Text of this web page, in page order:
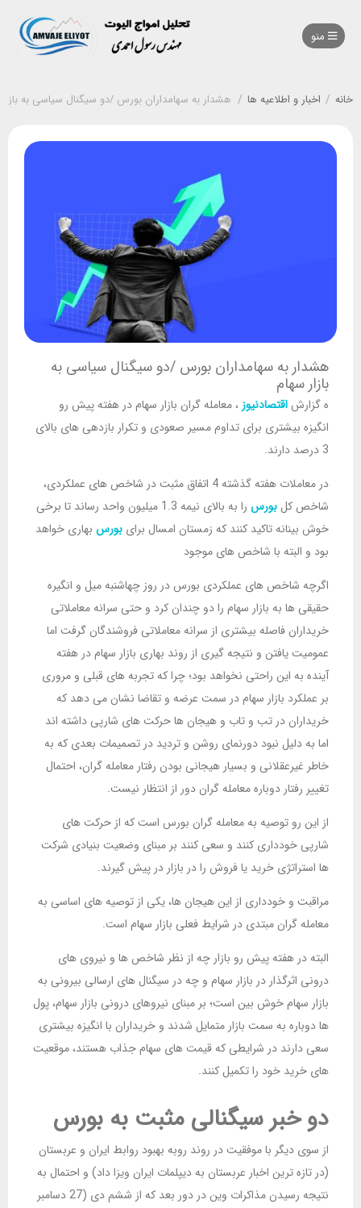
خانه / اخبار و اطلاعیه ها / هشدار به سهامداران بورس /دو سیگنال سیاسی به
هشدار به سهامداران بورس /دو سیگنال سیاسی به
بازار سهام
ه گزارش اقتصادنیوز ، معامله گران بازار سهام در هفته پیش رو
انگیزه بیشتری برای تداوم مسیر صعودی و تکرار بازدهی های بالای
3 درصد دارند.
در معاملات هفته گذشته 4 اتفاق مثبت در شاخص های عملکردی،
شاخص کل بورس
را به بالای نیمه 1.3 میلیون واحد رساند تا برخی
خوش بینانه تاکید کنند که زمستان امسال برای بورس بهاری خواهد
بود و البته با شاخص های موجود
اگرچه شاخص های عملکردی بورس در روز چهاشنبه میل و انگیره
حقیقی ها به بازار سهام را دو چندان کرد و حتی سرانه معاملاتی
خریداران فاصله بیشتری از سرانه معاملاتی فروشندگان گرفت اما
عمومیت یافتن و نتیجه گیری از روند بهاری بازار سهام در هفته
آینده به این راحتی نخواهد بود؛ چرا که تجربه های قبلی و مروری
بر عملکرد بازار سهام در سمت عرضه و تقاضا نشان می دهد که
خریداران در تب و تاب و هیجان ها حرکت های شارپی داشته اند
اما به دلیل نبود دورنمای روشن و تردید در تصمیمات بعدی که به
خاطر غیرعقلانی و بسیار هیجانی بودن رفتار معامله گران، احتمال
تغییر رفتار دوباره معامله گران دور از انتظار نیست.
از این رو توصیه به معامله گران بورس است که از حرکت های
شارپی خودداری کنند و سعی کنند بر مبنای وضعیت بنیادی شرکت
ها استراتژی خرید یا فروش را در بازار در پیش گیرند.
مراقبت و خودداری از این هیجان ها، یکی از توصیه های اساسی به
معامله گران مبتدی در شرایط فعلی بازار سهام است.
البته در هفته پیش رو بازار چه از نظر شاخص ها و نیروی های
درونی اثرگذار در بازار سهام و چه در سیگنال های ارسالی بیرونی به
بازار سهام خوش بین است؛ بر مبنای نیروهای درونی بازار سهام، پول
ها دوباره به سمت بازار متمایل شدند و خریداران با انگیزه بیشتری
سعی دارند در شرایطی که قیمت های سهام جذاب هستند، موقعیت
های خرید خود را تکمیل کنند.
دو خبر سیگنالی مثبت به بورس
از سوی دیگر با موفقیت در روند روبه بهبود روابط ایران و عربستان
(در تازه ترین اخبار عربستان به دیپلمات ایران ویزا داد) و احتمال به
نتیجه رسیدن مذاکرات وین در دور بعد که از ششم دی (27 دسامبر